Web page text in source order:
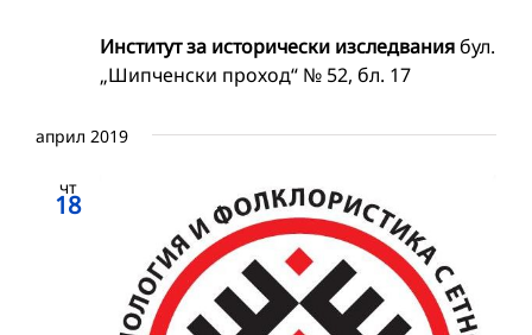
Институт за исторически изследваниябул.
„Шипченски проход“ № 52, бл. 17
април 2019
чт
18